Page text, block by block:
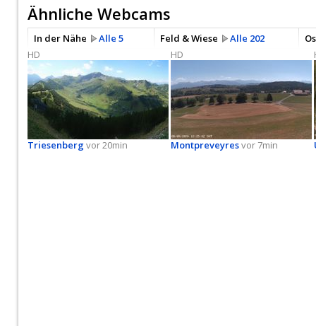
Ähnliche Webcams
In der Nähe Alle 5 Feld & Wiese Alle 202
HD
Triesenbergvor 20min
HD
Montpreveyresvor 7min